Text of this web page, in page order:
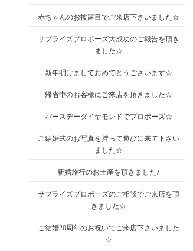
赤ちゃんのお披露目でご来店下さいました☆
サプライズプロポーズ大成功のご報告を頂き
ました☆
新年明けましておめでとうございます☆
帰省中のお客様にご来店を頂きました☆
バースデーダイヤモンドでプロポーズ☆
ご結婚式のお写真を持って遊びに来て下さい
ました☆
新婚旅行のお土産を頂きました♪
サプライズプロポーズのご相談でご来店を頂
きました☆
ご結婚20周年のお祝いでご来店下さいました
☆